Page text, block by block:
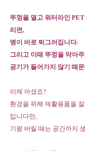
뚜껑을 열고 워터라인
리면,
병이 바로 찌그러집니다.
그리고 이때 뚜껑을 막아
공기가 들어가지 않기 때
이제 아셨죠?
환경을 위해 재활용품을
입니다만,
기왕 버릴 때는 공간까지